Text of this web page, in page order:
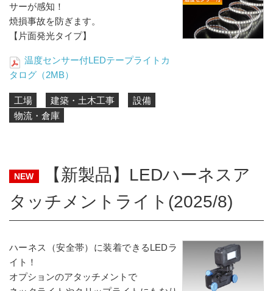
サーが感知！
焼損事故を防ぎます。
【片面発光タイプ】
温度センサー付LEDテープライトカ
タログ（2MB）
工場 建築・土木工事
設備
物流・倉庫
NEW
【新製品】LEDハーネスア
タッチメントライト(2025/8)
ハーネス（安全帯）に装着できるLEDラ
イト！
オプションのアタッチメントで